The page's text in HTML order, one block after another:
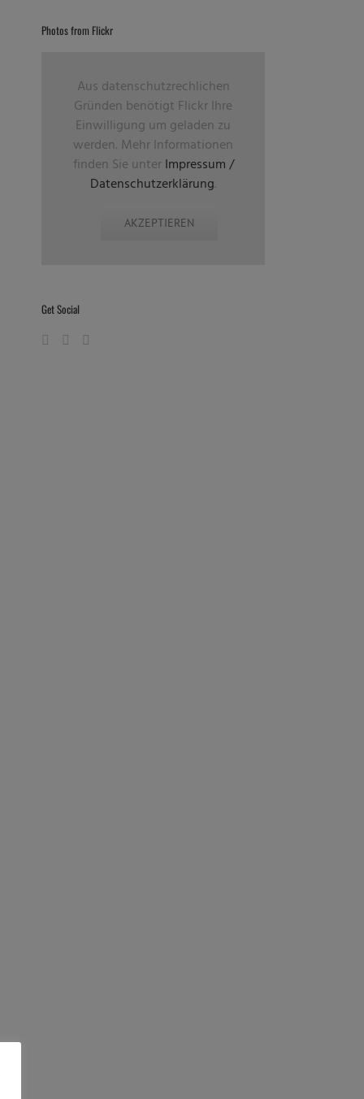
Photos from Flickr
Aus datenschutzrechlichen
Gründen benötigt Flickr Ihre
Einwilligung um geladen zu
werden. Mehr Informationen
finden Sie unter Impressum /
Datenschutzerklärung.
AKZEPTIEREN
Get Social